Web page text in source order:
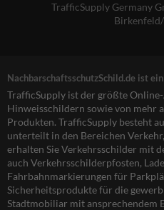
TrafficSupply Germany
NachbarschaftsschutzSchild.de ist
TrafficSupply ist der größte
Hinweisschildern sowie von mehr
Produkten. TrafficSupply besteht
unterteilt in den Bereichen
erhalten Sie Verkehrsschilder mit
auch Verkehrsschilderpfosten,
Fahrbahnmarkierungen für
Sicherheitsprodukte für die
Stadtmobiliar mit ansprechendem